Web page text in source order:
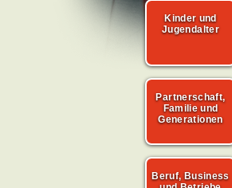
Kinder und
Jugendalter
Partnerschaft,
Familie und
Generationen
Beruf, Business